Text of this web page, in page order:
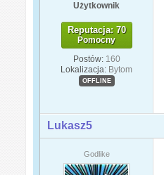
Użytkownik
Reputacja: 70
Pomocny
Postów: 160
Lokalizacja: Bytom
OFFLINE
Lukasz5
Godlike